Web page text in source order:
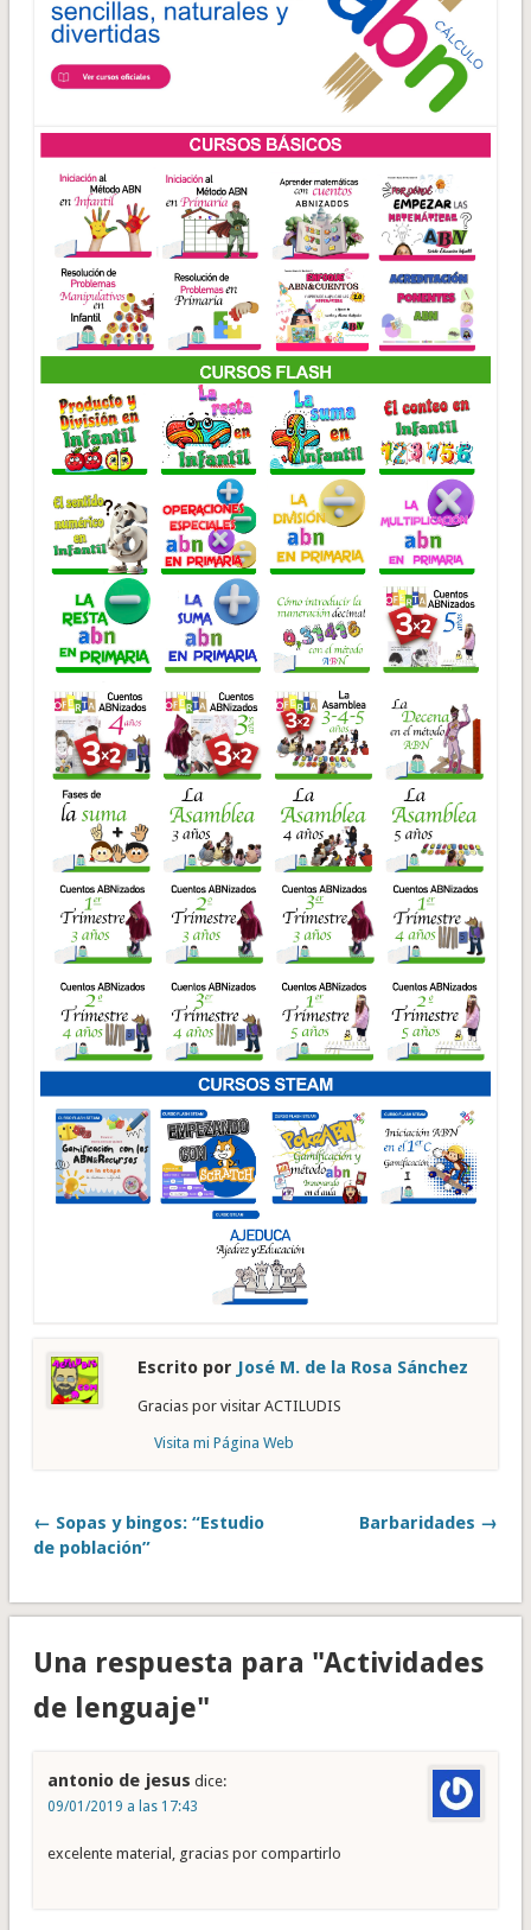
Escrito por José M. de la Rosa Sánchez
Gracias por visitar ACTILUDIS
Visita mi Página Web
← Sopas y bingos: “Estudio
de población”
Barbaridades →
Una respuesta para "Actividades
de lenguaje"
antonio de jesus dice:
09/01/2019 a las 17:43
excelente material, gracias por compartirlo